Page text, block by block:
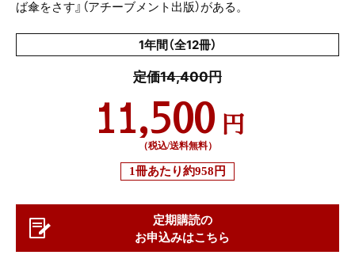
ば傘をさす』（アチーブメント出版）がある。
1年間（全12冊）
定価14,400円
11,500 円
（税込/送料無料）
1冊あたり約958円
定期購読の
お申込みはこちら